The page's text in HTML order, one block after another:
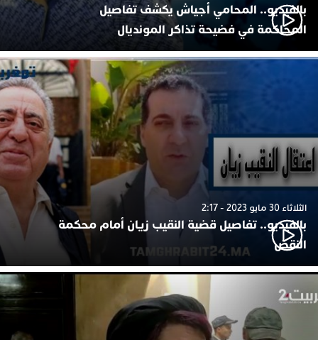
بالفيديو.. المحامي أجياش يكشف تفاصيل
المحاكمة في فضيحة تذاكر المونديال
الثلاثاء 30 مايو 2023 - 2:17
بالفيديو.. تفاصيل قضية النقيب زيان أمام محكمة
النقض